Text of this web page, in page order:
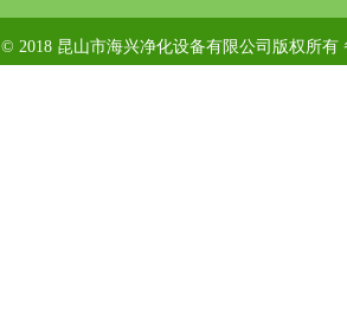
© 2018 昆山市海兴净化设备有限公司版权所有